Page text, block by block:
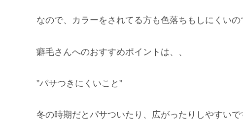
なので、カラーをされてる方も色落ちもしにくいの
癖毛さんへのおすすめポイントは、、
”パサつきにくいこと”
冬の時期だとパサついたり、広がったりしやすいで